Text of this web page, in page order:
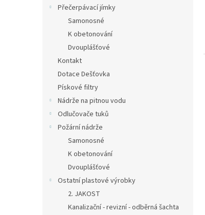
Přečerpávací jímky
Samonosné
K obetonování
Dvouplášťové
Kontakt
Dotace Dešťovka
Pískové filtry
Nádrže na pitnou vodu
Odlučovače tuků
Požární nádrže
Samonosné
K obetonování
Dvouplášťové
Ostatní plastové výrobky
2. JAKOST
Kanalizační - revizní - odběrná šachta